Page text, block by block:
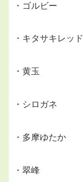
・ゴルビー
・キタサキレッド
・黄玉
・シロガネ
・多摩ゆたか
・翠峰